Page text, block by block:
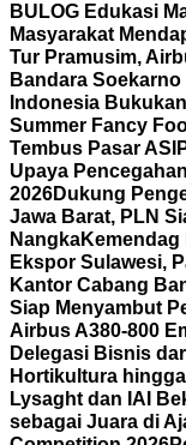
BULOG Edukasi
Masyarakat
Tur Pramusim,
Bandara Soekarno
Indonesia
Summer Fancy
Tembus Pasar AS
Upaya
2026Dukung
Jawa Barat, PLN
Nangka
Ekspor Sulawesi,
Kantor Cabang
Siap Menyambut
Airbus A380-800
Delegasi Bisnis
Hortikultura
Lysaght dan IAI
sebagai Juara di